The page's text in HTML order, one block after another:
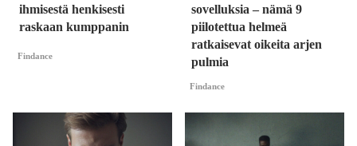
ihmisestä henkisesti
raskaan kumppanin
Findance
sovelluksia – nämä 9
piilotettua helmeä
ratkaisevat oikeita arjen
pulmia
Findance